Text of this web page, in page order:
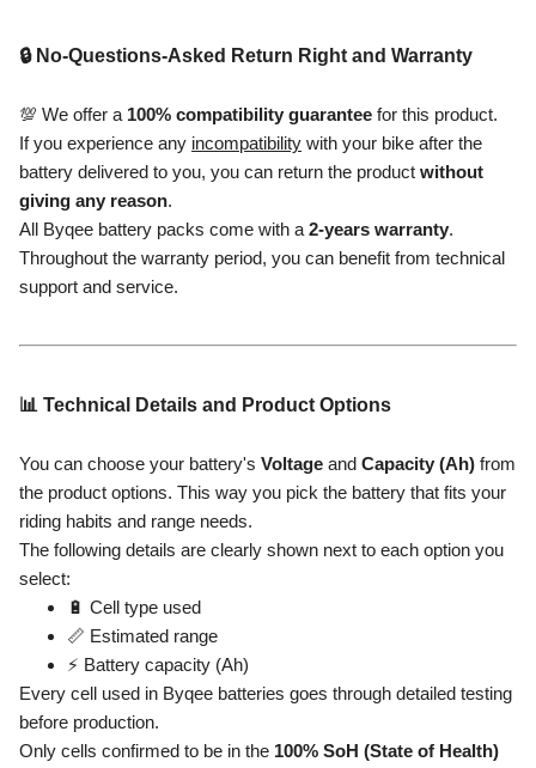
🔒 No-Questions-Asked Return Right and Warranty
💯 We offer a 100% compatibility guarantee for this product.
If you experience any incompatibility with your bike after the
battery delivered to you, you can return the product without
giving any reason.
All Byqee battery packs come with a 2-years warranty.
Throughout the warranty period, you can benefit from technical
support and service.
📊 Technical Details and Product Options
You can choose your battery's Voltage and Capacity (Ah) from
the product options. This way you pick the battery that fits your
riding habits and range needs.
The following details are clearly shown next to each option you
select:
🔋 Cell type used
📏 Estimated range
⚡ Battery capacity (Ah)
Every cell used in Byqee batteries goes through detailed testing
before production.
Only cells confirmed to be in the 100% SoH (State of Health)